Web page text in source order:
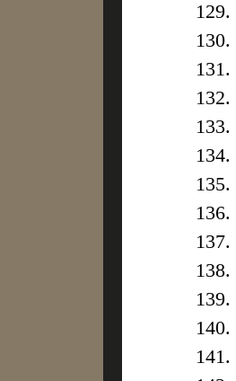
129.
130.
131.
132.
133.
134.
135.
136.
137.
138.
139.
140.
141.